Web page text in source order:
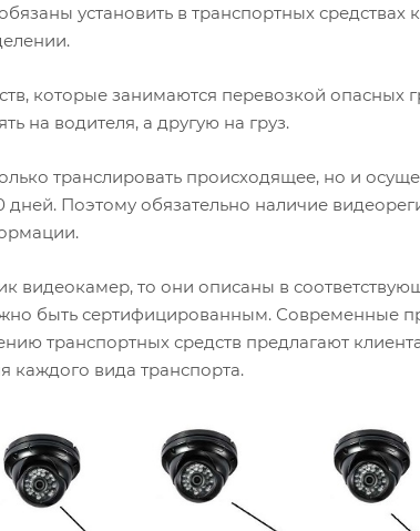
установить в транспортных
которые занимаются перевозкой опасных
на водителя, а другую на груз.
транслировать происходящее, но и
дней. Поэтому обязательно наличие
видеокамер, то они описаны в
быть сертифицированным. Современные
транспортных средств предлагают
каждого вида транспорта.